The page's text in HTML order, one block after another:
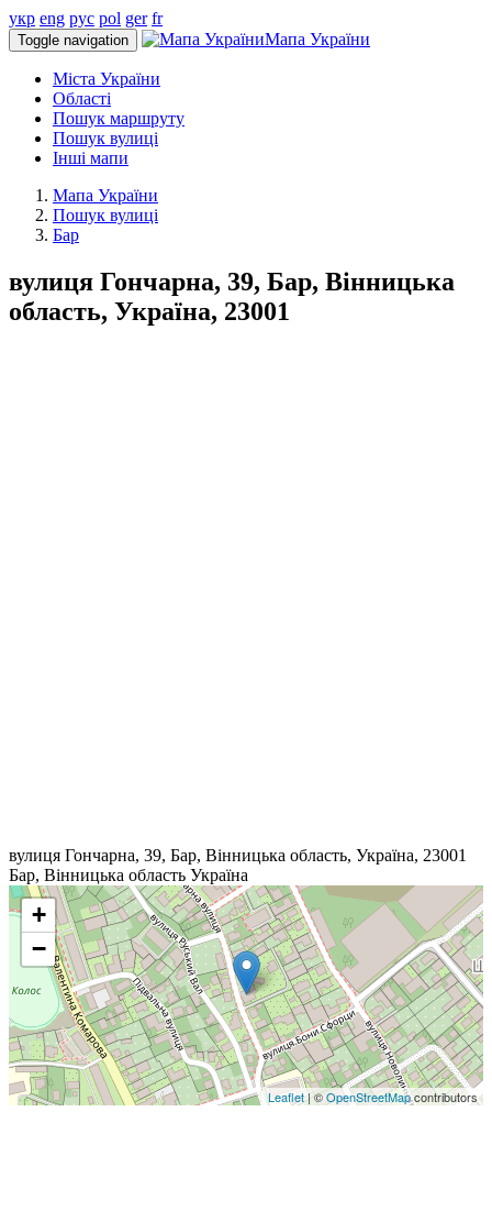
укр eng рус pol ger fr
Toggle navigation Мапа України
Міста України
Області
Пошук маршруту
Пошук вулиці
Інші мапи
Мапа України
Пошук вулиці
Бар
вулиця Гончарна, 39, Бар, Вінницька
область, Україна, 23001
вулиця Гончарна, 39, Бар, Вінницька область, Україна, 23001
Бар, Вінницька область Україна
+
−
Leaflet| ©OpenStreetMapcontributors